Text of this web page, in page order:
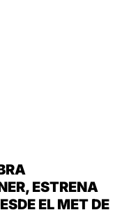
ESTRENA
EL MET DE